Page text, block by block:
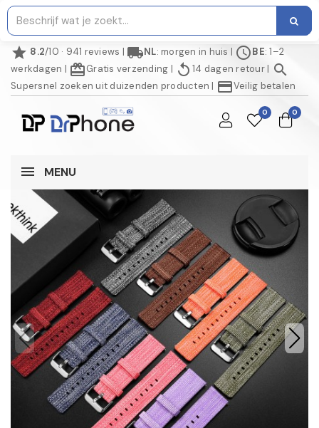
star 8.2/10 · 941 reviews | local_shippingNL: morgen in huis | scheduleBE: 1–2
werkdagen | redeemGratis verzending | replay 14 dagen retour| search
Supersnel zoeken uit duizenden producten | credit_cardVeilig betalen
0 0
MENU
NIET OP VOORRAAD